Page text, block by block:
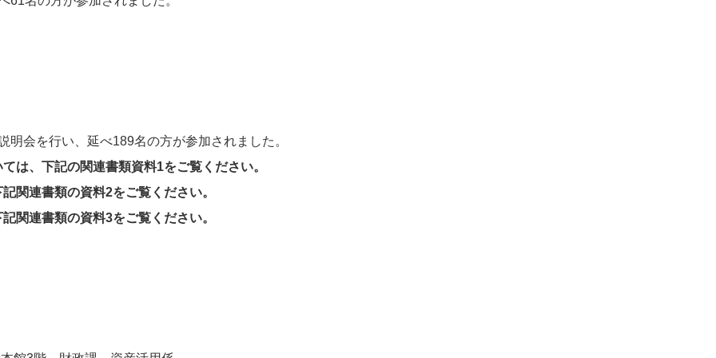
を行い、延べ189名の方が参加されました。
は、下記の関連書類資料1をご覧ください。
関連書類の資料2をご覧ください。
関連書類の資料3をご覧ください。